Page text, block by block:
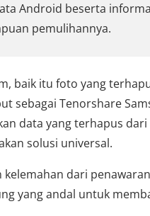
Android beserta
pemulihannya.
baik itu foto yang
sebagai Tenorshare
data yang terhapus
solusi universal.
dari
yang andal untuk